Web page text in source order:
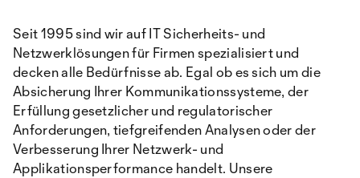
Seit 1995 sind wir auf IT Sicherheits- und
Netzwerklösungen für Firmen spezialisiert und
decken alle Bedürfnisse ab. Egal ob es sich um die
Absicherung Ihrer Kommunikationssysteme, der
Erfüllung gesetzlicher und regulatorischer
Anforderungen, tiefgreifenden Analysen oder der
Verbesserung Ihrer Netzwerk- und
Applikationsperformance handelt. Unsere